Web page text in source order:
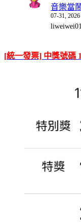
音樂當
07-31, 2026
[統一發票] 中獎號碼